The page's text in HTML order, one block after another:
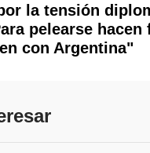
la tensión
pelearse hacen
con Argentina"